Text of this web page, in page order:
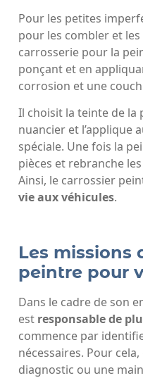
Pour les petites
pour les combler et
carrosserie pour la
ponçant et en
corrosion et une
Il choisit la teinte de la
nuancier et l’applique
spéciale. Une fois la
pièces et rebranche
Ainsi, le carrossier
vie aux véhicules.
Les missions
peintre pour
Dans le cadre de son
est responsable de
commence par
nécessaires. Pour
diagnostic ou une